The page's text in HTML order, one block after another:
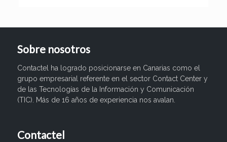
Sobre nosotros
Contactel ha logrado posicionarse en Canarias como el
grupo empresarial referente en el sector Contact Center y
de las Tecnologías de la Información y Comunicación
(TIC). Más de 16 años de experiencia nos avalan.
Contactel